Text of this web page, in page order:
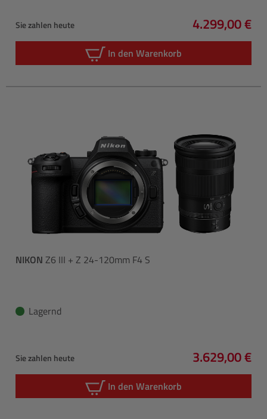
Sie zahlen heute
Regulärer
4.299,00 €
In den Warenkorb
NIKON Z6 III + Z 24-120mm F4 S
Lagernd
Sie zahlen heute
Regulärer
3.629,00 €
In den Warenkorb